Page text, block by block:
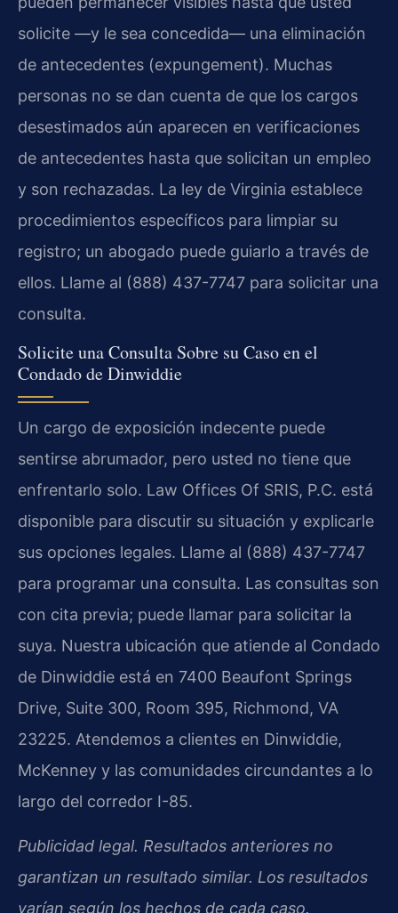
solicite —y le sea concedida— una eliminación
de antecedentes (expungement). Muchas
personas no se dan cuenta de que los cargos
desestimados aún aparecen en verificaciones
de antecedentes hasta que solicitan un empleo
y son rechazadas. La ley de Virginia establece
procedimientos específicos para limpiar su
registro; un abogado puede guiarlo a través de
ellos. Llame al (888) 437-7747 para solicitar una
consulta.
Solicite una Consulta Sobre su Caso en el
Condado de Dinwiddie
Un cargo de exposición indecente puede
sentirse abrumador, pero usted no tiene que
enfrentarlo solo. Law Offices Of SRIS, P.C. está
disponible para discutir su situación y explicarle
sus opciones legales. Llame al (888) 437-7747
para programar una consulta. Las consultas son
con cita previa; puede llamar para solicitar la
suya. Nuestra ubicación que atiende al Condado
de Dinwiddie está en 7400 Beaufont Springs
Drive, Suite 300, Room 395, Richmond, VA
23225. Atendemos a clientes en Dinwiddie,
McKenney y las comunidades circundantes a lo
largo del corredor I-85.
Publicidad legal. Resultados anteriores no
garantizan un resultado similar. Los resultados
varían según los hechos de cada caso.